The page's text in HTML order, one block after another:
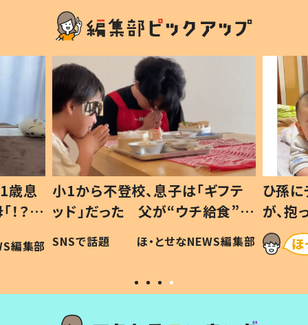
歳息
？」
編集部
小1から不登校、息子は「ギフテ
ッド」だった 父が“ウチ給食”を
作り続ける理由とは #令和の親
#令和の子
SNSで話題 ほ・とせなNEWS編集部
ひ孫
が、
「涙が
い」